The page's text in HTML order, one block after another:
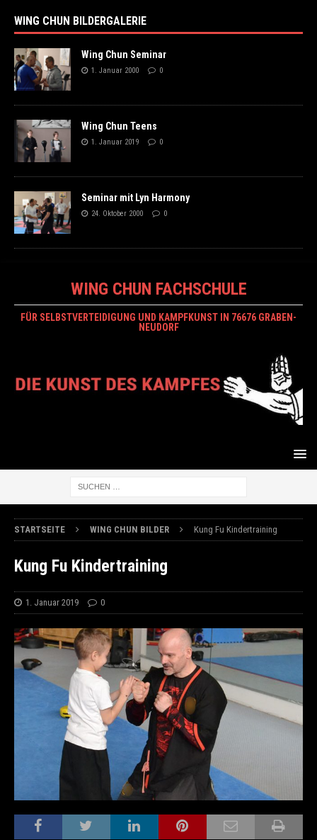
WING CHUN BILDERGALERIE
Wing Chun Seminar
1. Januar 2000 0
Wing Chun Teens
1. Januar 2019 0
Seminar mit Lyn Harmony
24. Oktober 2000 0
WING CHUN FACHSCHULE
FÜR SELBSTVERTEIDIGUNG UND KAMPFKUNST IN 76676 GRABEN-
NEUDORF
STARTSEITE WING CHUN BILDER Kung Fu Kindertraining
Kung Fu Kindertraining
1. Januar 2019 0